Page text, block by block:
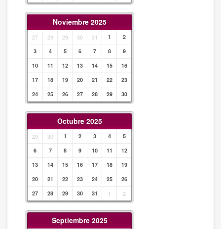
Noviembre 2025
27 29 29 30 31 1
2
3
4 5 6 7 8
9
10
11 12 13 14 15
16
17
18 19 20 21 22
23
24
25 26 27 28 29 30
Octubre 2025
29 30 1 2 3 4
5
6
7 8 9 10 11
12
13
14 15 16 17 18
19
20
21 22 23 24 25
26
27
28 29 30 31 1 2
Septiembre 2025